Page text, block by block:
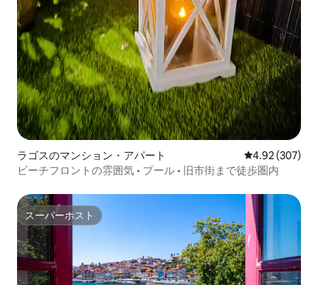
ラゴスのマンション・アパート レビュー307
4.92 (307)
ビーチフロントの雰囲気 • プール • 旧市街まで徒歩圏内
スーパーホスト
スーパーホスト